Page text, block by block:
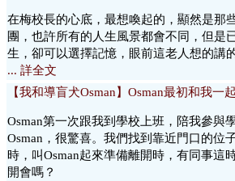
在梅校長的心底，最想喚起的，顯然是那
團，也許所有的人生風景都會不同，但是
生，卻可以選擇記憶，眼前這老人想的講
... 詳全文
【我和導盲犬Osman】Osman最初和我一
Osman第一次跟我到學校上班，陪我參與
Osman，很驚喜。我們找到靠近門口的位
時，叫Osman起來準備離開時，有同事這
開會嗎？